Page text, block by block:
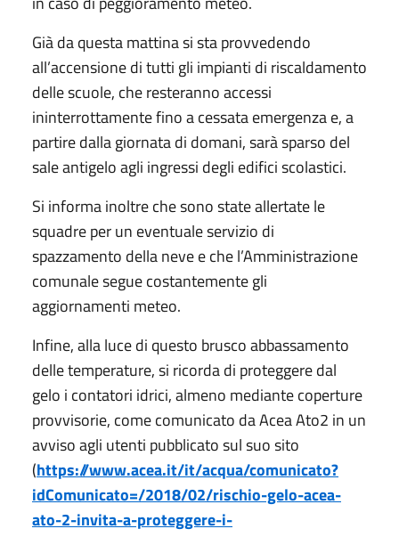
Già da questa mattina si sta provvedendo
all’accensione di tutti gli impianti di riscaldamento
delle scuole, che resteranno accessi
ininterrottamente fino a cessata emergenza e, a
partire dalla giornata di domani, sarà sparso del
sale antigelo agli ingressi degli edifici scolastici.
Si informa inoltre che sono state allertate le
squadre per un eventuale servizio di
spazzamento della neve e che l’Amministrazione
comunale segue costantemente gli
aggiornamenti meteo.
Infine, alla luce di questo brusco abbassamento
delle temperature, si ricorda di proteggere dal
gelo i contatori idrici, almeno mediante coperture
provvisorie, come comunicato da Acea Ato2 in un
avviso agli utenti pubblicato sul suo sito
(https://www.acea.it/it/acqua/comunicato?
idComunicato=/2018/02/rischio-gelo-acea-
ato-2-invita-a-proteggere-i-